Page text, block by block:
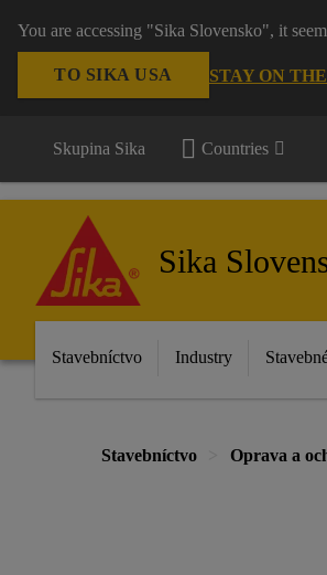
You are accessing "Sika Slovensko", it
TO SIKA USA STAY ON
Skupina Sika Countries
Sika
Stavebníctvo Industry
Stavebníctvo Oprava a